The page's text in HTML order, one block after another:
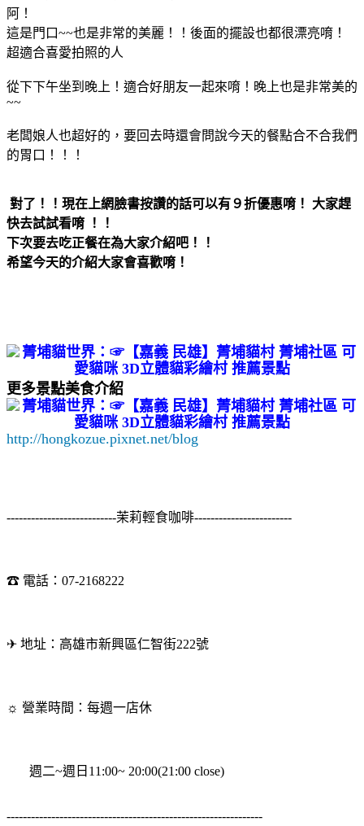
阿！
這是門口~~也是非常的美麗！！後面的擺設也都很漂亮唷！
超適合喜愛拍照的人
從下下午坐到晚上！適合好朋友一起來唷！晚上也是非常美的
~~
老闆娘人也超好的 ，要回去時還會問說今天的餐點合不合我們
的胃口！！！
對了！！現在上網臉書按讚的話可以有９折優惠唷！ 大家趕
快去試試看唷 ！！
下次要去吃正餐在為大家介紹吧！！
希望今天的介紹大家會喜歡唷！
更多景點美食介紹
http://hongkozue.pixnet.net/blog
---------------------------茉莉輕食咖啡------------------------
☎ 電話：07-2168222
✈ 地址：高雄市新興區仁智街222號
☼ 營業時間：每週一店休
週二~週日11:00~ 20:00(21:00 close)
---------------------------------------------------------------